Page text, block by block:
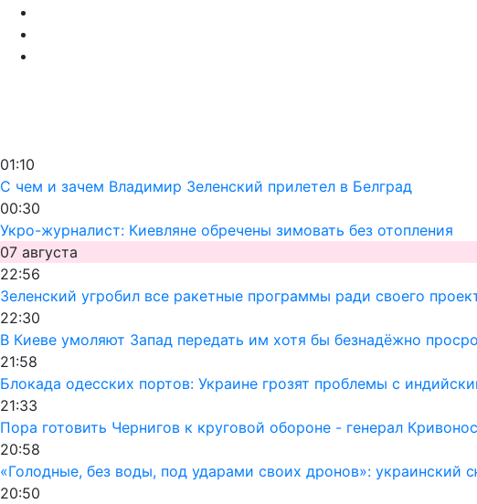
01:10
С чем и зачем Владимир Зеленский прилетел в Белград
00:30
Укро-журналист: Киевляне обречены зимовать без отопления
07 августа
22:56
Зеленский угробил все ракетные программы ради своего
22:30
В Киеве умоляют Запад передать им хотя бы безнадёжно
21:58
Блокада одесских портов: Украине грозят проблемы с
21:33
Пора готовить Чернигов к круговой обороне - генерал Кривонос
20:58
«Голодные, без воды, под ударами своих дронов»: украинский
20:50